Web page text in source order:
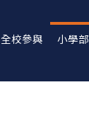
全校參與 小學部